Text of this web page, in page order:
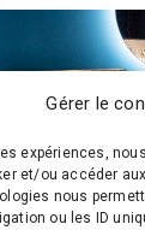
Gérer le
expériences,
et/ou accéder
nous
ou les ID
,SORTIR ET